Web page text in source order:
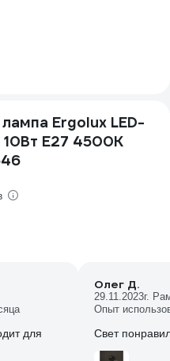
Ergolux LED-
E27 4500K
для
Олег Д.
29.11.2023г.
Опыт
Свет